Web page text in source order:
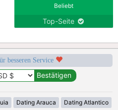
Beliebt
Top-Seite
besseren Service
Dating Arauca Dating Atlantico